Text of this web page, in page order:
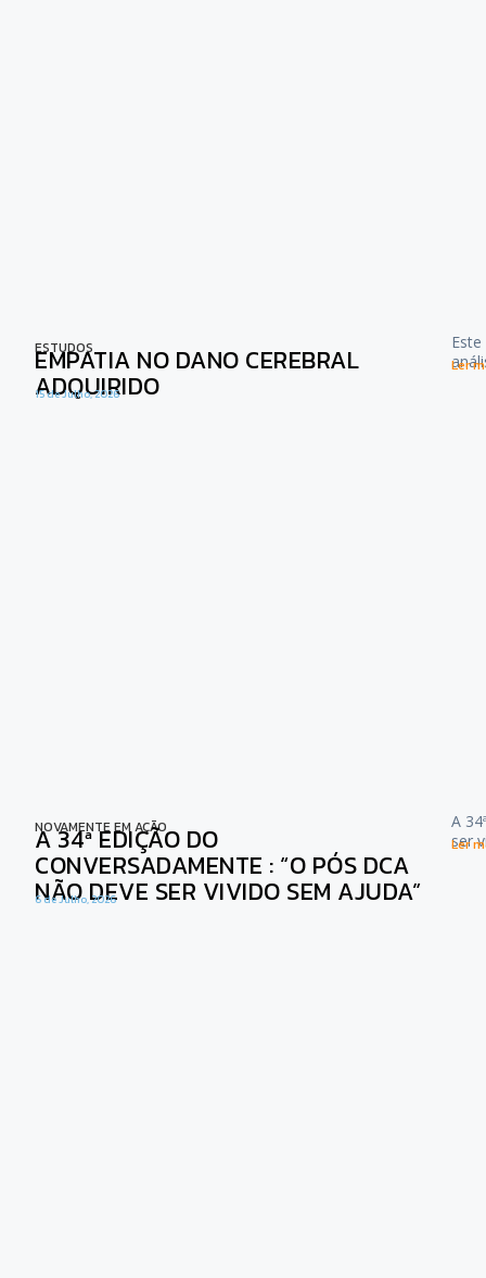
ESTUDOS
EMPATIA NO DANO CEREBRAL
ADQUIRIDO
15 de Julho, 2026
Ler
NOVAMENTE EM AÇÃO
A 34ª EDIÇÃO DO
CONVERSADAMENTE : “O PÓS DCA
NÃO DEVE SER VIVIDO SEM AJUDA”
6 de Julho, 2026
A
ser
Ler